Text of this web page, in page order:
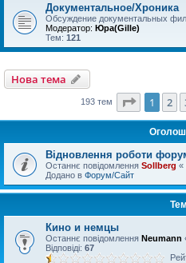
Документальное/Хроника
Обсуждение документальных
Модератор: Юра(Gille)
Тем: 121
Нова тема
193 тем Сторінка
1 2
Відновлення роботи
Останнє повідомлення Sollberg «
Додано в Форум/Сайт
Тем
Кино и немцы
Останнє повідомлення Neumann
Відповіді: 67